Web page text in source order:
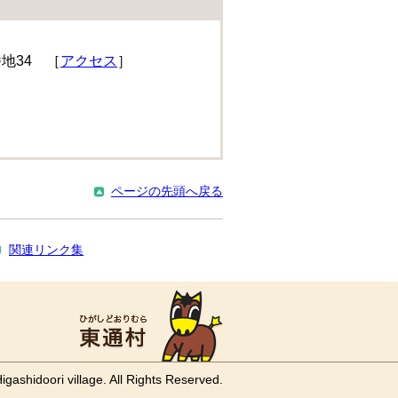
地34 ［アクセス ］
ページの先頭へ戻る
関連リンク集
village. All Rights Reserved.